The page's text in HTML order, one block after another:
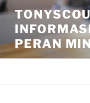
Skip
to
content
PERAN